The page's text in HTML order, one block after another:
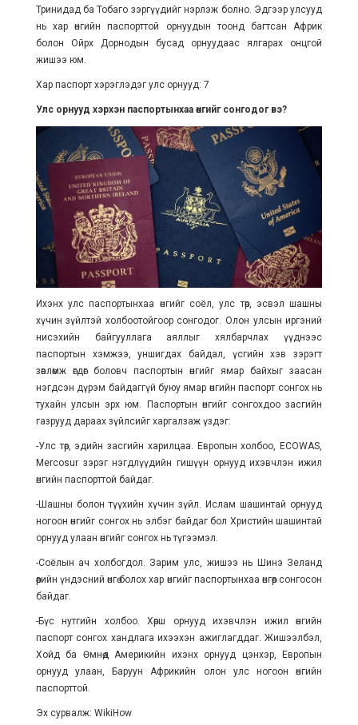
Тринидад ба Тобаго зэргүүдийг нэрлэж болно. Эдгээр улсууд
нь хар өнгийн паспорттой орнуудын тоонд багтсан Африк
болон Ойрх Дорнодын бусад орнуудаас ялгарах онцгой
жишээ юм.
Хар паспорт хэрэглэдэг улс орнууд: 7
Улс орнууд хэрхэн паспортынхаа өнгийг сонгодог вэ?
Ихэнх улс паспортынхаа өнгийг соёл, улс төр, эсвэл шашны
хүчин зүйлтэй холбоотойгоор сонгодог. Олон улсын иргэний
нисэхийн байгууллага аяллыг хялбарчлах үүднээс
паспортын хэмжээ, уншигдах байдал, үсгийн хэв зэрэгт
зөвлөмж өгдөг боловч паспортын өнгийг ямар байхыг заасан
нэгдсэн дүрэм байдаггүй буюу ямар өнгийн паспорт сонгох нь
тухайн улсын эрх юм. Паспортын өнгийг сонгохдоо засгийн
газрууд дараах зүйлсийг харгалзаж үздэг:
-Улс төр, эдийн засгийн харилцаа. Европын холбоо, ECOWAS,
Mercosur зэрэг нэгдлүүдийн гишүүн орнууд ихэвчлэн ижил
өнгийн паспорттой байдаг.
-Шашны болон түүхийн хүчин зүйл. Ислам шашинтай орнууд
ногоон өнгийг сонгох нь элбэг байдаг бол Христийн шашинтай
орнууд улаан өнгийг сонгох нь түгээмэл.
-Соёлын ач холбогдол. Зарим улс, жишээ нь Шинэ Зеланд
өөрийн үндэсний өнгө болох хар өнгийг паспортынхаа өнгөөр сонгосон
байдаг.
-Бүс нутгийн холбоо. Хөрш орнууд ихэвчлэн ижил өнгийн
паспорт сонгох хандлага ихээхэн ажиглагддаг. Жишээлбэл,
Хойд ба Өмнөд Америкийн ихэнх орнууд цэнхэр, Европын
орнууд улаан, Баруун Африкийн олон улс ногоон өнгийн
паспорттой.
Эх сурвалж: WikiHow